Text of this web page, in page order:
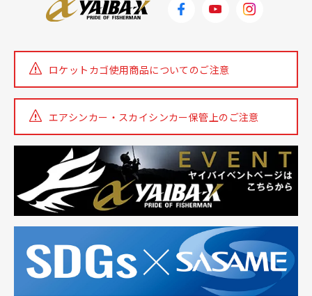
ロケットカゴ使用商品についてのご注意
エアシンカー・スカイシンカー保管上のご注意